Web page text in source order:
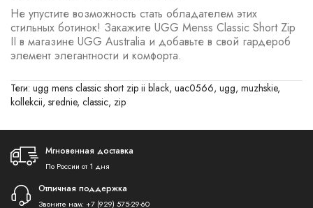
Не упустите возможность стать обладателем этих
стильных ботинок! Закажите UGG Menss Classic Short Zip
II в магазине UGG Australia и добавьте в свой гардероб
элемент элегантности и комфорта.
Теги: ugg mens classic short zip ii black, uac0566, ugg, muzhskie,
kollekcii, srednie, classic, zip
Мгновенная доставка
По России от 1 дня
Отличная поддержка
Звоните нам: +7 (929) 575-29-60